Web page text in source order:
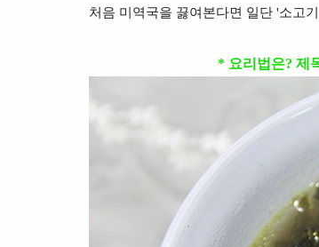
처음 미역국을 끓여본다면 일단 '소고
* 요리법은? 제